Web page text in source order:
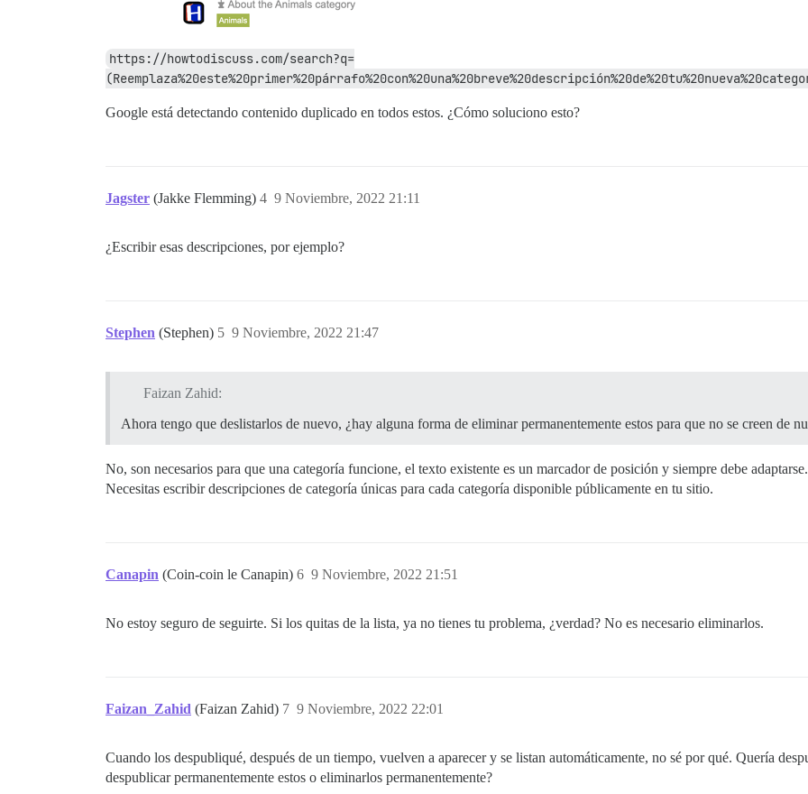
https://howtodiscuss.com/search?q=
Google está detectando contenido duplicado en todos estos. ¿Cómo soluciono esto?
Jagster (Jakke Flemming) 9 Noviembre, 2022 21:11
4
¿Escribir esas descripciones, por ejemplo?
Stephen (Stephen) 9 Noviembre, 2022 21:47
5
Faizan Zahid:
Ahora tengo que deslistarlos de nuevo, ¿hay alguna forma de eliminar permanentemente estos para que no se creen de
No, son necesarios para que una categoría funcione, el texto existente es un marcador de posición y siempre debe adaptarse.
Necesitas escribir descripciones de categoría únicas para cada categoría disponible públicamente en tu sitio.
Canapin (Coin-coin le Canapin) 9 Noviembre, 2022 21:51
6
No estoy seguro de seguirte. Si los quitas de la lista, ya no tienes tu problema, ¿verdad? No es necesario eliminarlos.
Faizan_Zahid (Faizan Zahid) 9 Noviembre, 2022 22:01
7
Cuando los despubliqué, después de un tiempo, vuelven a aparecer y se listan automáticamente, no sé por qué. Quería
despublicar permanentemente estos o eliminarlos permanentemente?